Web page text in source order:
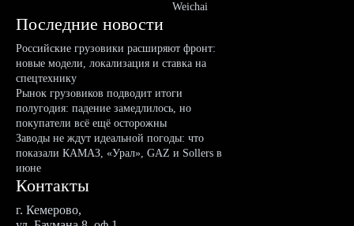
Weichai
Последние новости
Российские грузовики расширяют фронт:
новые модели, локализация и ставка на
спецтехнику
Рынок грузовиков подводит итоги
полугодия: падение замедлилось, но
покупатели всё ещё осторожны
Заводы не ждут идеальной погоды: что
показали КАМАЗ, «Урал», GAZ и Sollers в
июне
Контакты
г. Кемерово,